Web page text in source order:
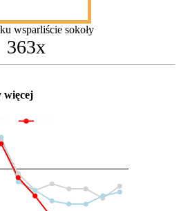
wsparliście sokoły
363x
więcej